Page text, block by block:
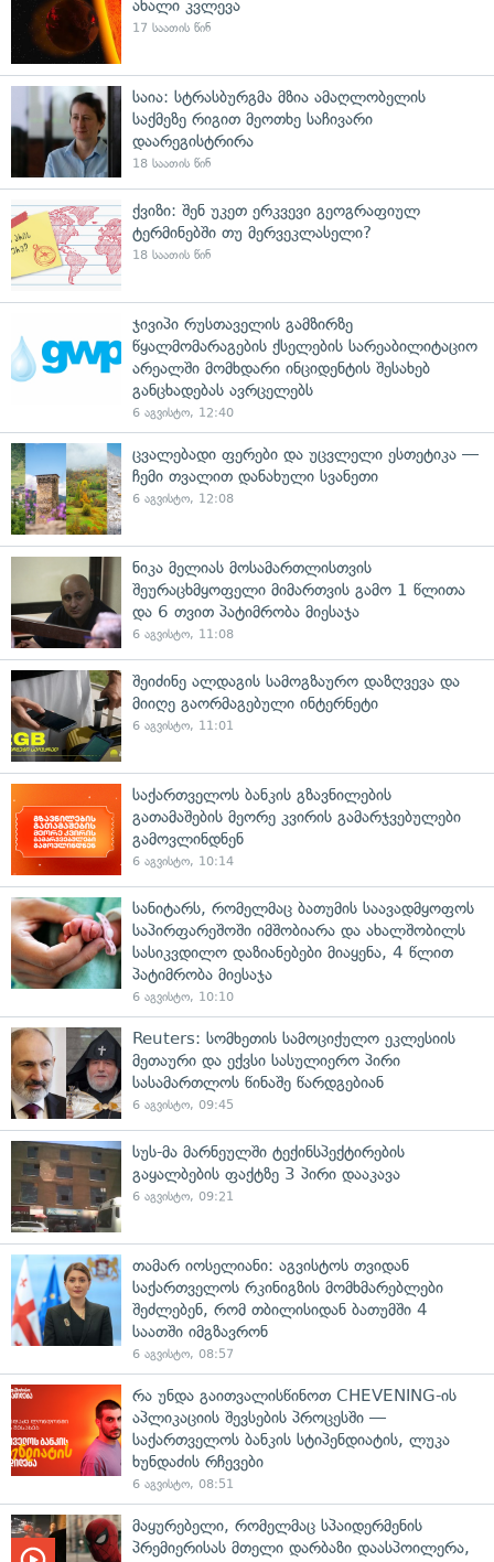
ახალი კვლევა
17 საათის წინ
საია: სტრასბურგმა მზია ამაღლობელის
საქმეზე რიგით მეოთხე საჩივარი
დაარეგისტრირა
18 საათის წინ
ქვიზი: შენ უკეთ ერკვევი გეოგრაფიულ
ტერმინებში თუ მერვეკლასელი?
18 საათის წინ
ჯივიპი რუსთაველის გამზირზე
წყალმომარაგების ქსელების სარეაბილიტაციო
არეალში მომხდარი ინციდენტის შესახებ
განცხადებას ავრცელებს
6 აგვისტო, 12:40
ცვალებადი ფერები და უცვლელი ესთეტიკა —
ჩემი თვალით დანახული სვანეთი
6 აგვისტო, 12:08
ნიკა მელიას მოსამართლისთვის
შეურაცხმყოფელი მიმართვის გამო 1 წლითა
და 6 თვით პატიმრობა მიესაჯა
6 აგვისტო, 11:08
შეიძინე ალდაგის სამოგზაურო დაზღვევა და
მიიღე გაორმაგებული ინტერნეტი
6 აგვისტო, 11:01
საქართველოს ბანკის გზავნილების
გათამაშების მეორე კვირის გამარჯვებულები
გამოვლინდნენ
6 აგვისტო, 10:14
სანიტარს, რომელმაც ბათუმის საავადმყოფოს
საპირფარეშოში იმშობიარა და ახალშობილს
სასიკვდილო დაზიანებები მიაყენა, 4 წლით
პატიმრობა მიესაჯა
6 აგვისტო, 10:10
Reuters: სომხეთის სამოციქულო ეკლესიის
მეთაური და ექვსი სასულიერო პირი
სასამართლოს წინაშე წარდგებიან
6 აგვისტო, 09:45
სუს-მა მარნეულში ტექინსპექტირების
გაყალბების ფაქტზე 3 პირი დააკავა
6 აგვისტო, 09:21
თამარ იოსელიანი: აგვისტოს თვიდან
საქართველოს რკინიგზის მომხმარებლები
შეძლებენ, რომ თბილისიდან ბათუმში 4
საათში იმგზავრონ
6 აგვისტო, 08:57
რა უნდა გაითვალისწინოთ CHEVENING-ის
აპლიკაციის შევსების პროცესში —
საქართველოს ბანკის სტიპენდიატის, ლუკა
ხუნდაძის რჩევები
6 აგვისტო, 08:51
მაყურებელი, რომელმაც სპაიდერმენის
პრემიერისას მთელი დარბაზი დაასპოილერა,